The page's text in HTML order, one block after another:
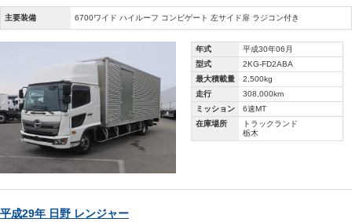
主要装備 6700ワイド ハイルーフ コンビゲート 左サイド扉 ラジコン付き
年式
平成30年06月
型式
2KG-FD2ABA
最大積載量
2,500kg
走行
308,000km
ミッション
6速MT
在庫場所
トラックランド
栃木
平成29年 日野 レンジャー